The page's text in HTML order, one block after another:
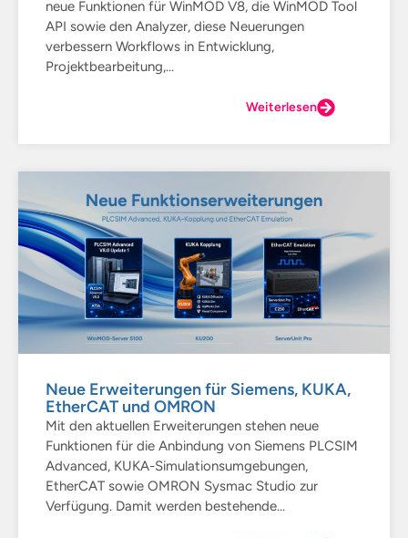
neue Funktionen für WinMOD V8, die WinMOD Tool
API sowie den Analyzer, diese Neuerungen
verbessern Workflows in Entwicklung,
Projektbearbeitung,...
Weiterlesen
Neue Erweiterungen für Siemens, KUKA,
EtherCAT und OMRON
Mit den aktuellen Erweiterungen stehen neue
Funktionen für die Anbindung von Siemens PLCSIM
Advanced, KUKA-Simulationsumgebungen,
EtherCAT sowie OMRON Sysmac Studio zur
Verfügung. Damit werden bestehende...